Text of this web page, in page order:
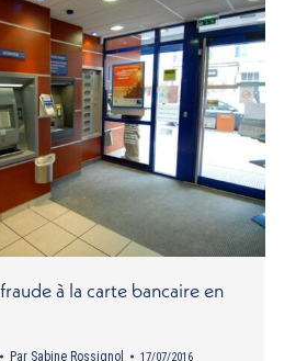
à la carte bancaire en
Par Sabine Rossignol 17/07/2016